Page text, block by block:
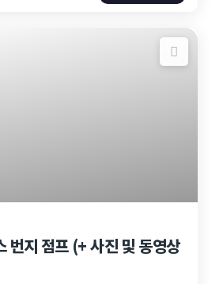
번지 점프 (+ 사진 및 동영상